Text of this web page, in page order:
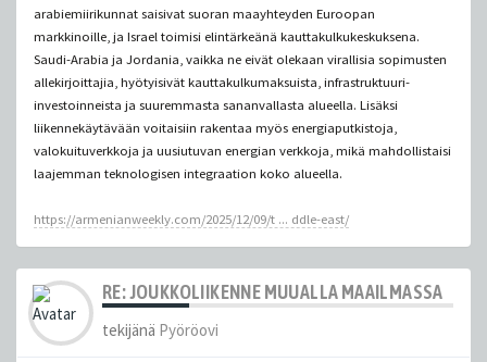
arabiemiirikunnat saisivat suoran maayhteyden Euroopan
markkinoille, ja Israel toimisi elintärkeänä kauttakulkukeskuksena.
Saudi-Arabia ja Jordania, vaikka ne eivät olekaan virallisia sopimusten
allekirjoittajia, hyötyisivät kauttakulkumaksuista, infrastruktuuri-
investoinneista ja suuremmasta sananvallasta alueella. Lisäksi
liikennekäytävään voitaisiin rakentaa myös energiaputkistoja,
valokuituverkkoja ja uusiutuvan energian verkkoja, mikä mahdollistaisi
laajemman teknologisen integraation koko alueella.
https://armenianweekly.com/2025/12/09/t ... ddle-east/
RE: JOUKKOLIIKENNE MUUALLA MAAILMASSA
tekijänä Pyöröovi